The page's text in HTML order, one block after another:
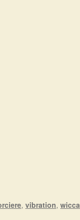
, vibration, wicca